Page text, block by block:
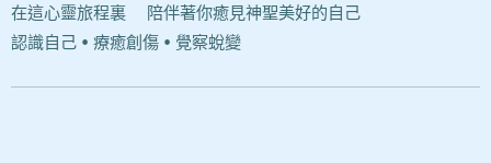
在這心靈旅程裏❤陪伴著你癒見神聖美好的自己
認識自己 • 療癒創傷 • 覺察蛻變